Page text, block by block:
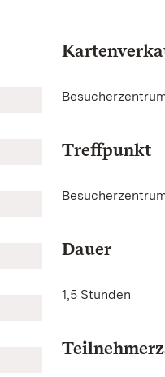
Treffpunkt
Dauer
1,5 Stunden